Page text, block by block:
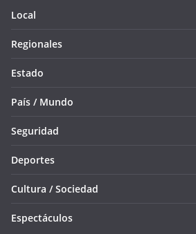
Local
Regionales
Estado
País / Mundo
Seguridad
Deportes
Cultura / Sociedad
Espectáculos